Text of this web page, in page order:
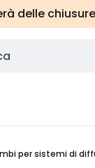
delle
per sistemi di